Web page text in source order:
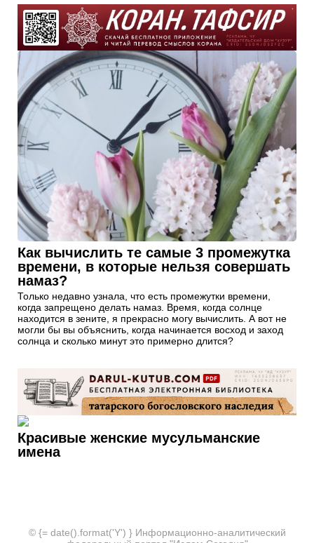
Как вычислить те самые 3 промежутка
времени, в которые нельзя совершать
намаз?
Только недавно узнала, что есть промежутки времени,
когда запрещено делать намаз. Время, когда солнце
находится в зените, я прекрасно могу вычислить. А вот не
могли бы вы объяснить, когда начинается восход и заход
солнца и сколько минут это примерно длится?
Красивые женские мусульманские
имена
© {= date().format('Y') } Информационно-аналитический